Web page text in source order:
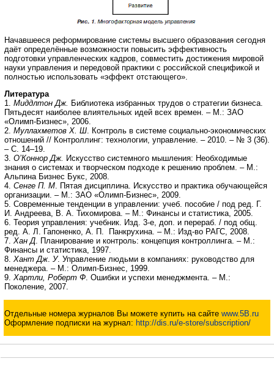
Начавшееся реформирование системы высшего образования сегодня
даёт определённые возможности повысить эффективность
подготовки управленческих кадров, совместить достижения мировой
науки управления и передовой практики с российской спецификой и
полностью использовать «эффект отстающего».
Литература
1. Миддлтон Дж. Библиотека избранных трудов о стратегии бизнеса.
Пятьдесят наиболее влиятельных идей всех времен. – М.: ЗАО
«Олимп-Бизнес», 2006.
2. Муллахметов Х. Ш. Контроль в системе социально-экономических
отношений // Контроллинг: технологии, управление. – 2010. – № 3 (36).
– С. 14–19.
3. О’Коннор Дж. Искусство системного мышления: Необходимые
знания о системах и творческом подходе к решению проблем. – М.:
Альпина Бизнес Букс, 2008.
4. Сенге П. М. Пятая дисциплина. Искусство и практика обучающейся
организации. – М.: ЗАО «Олимп-Бизнес», 2009.
5. Современные тенденции в управлении: учеб. пособие / под ред. Г.
И. Андреева, В. А. Тихомирова. – М.: Финансы и статистика, 2005.
6. Теория управления: учебник. Изд. 3-е, доп. и перераб. / под общ.
ред. А. Л. Гапоненко, А. П. Панкрухина. – М.: Изд-во РАГС, 2008.
7. Хан Д. Планирование и контроль: концепция контроллинга. – М.:
Финансы и статистика, 1997.
8. Хант Дж. У. Управление людьми в компаниях: руководство для
менеджера. – М.: Олимп-Бизнес, 1999.
9. Хартли, Роберт Ф. Ошибки и успехи менеджмента. – М.:
Поколение, 2007.
Отдельные номера журналов Вы можете купить на сайте www.5B.ru
Оформление подписки на журнал: http://dis.ru/e-store/subscription/